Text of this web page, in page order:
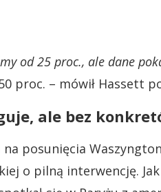
od 25 proc., ale dane
proc. – mówił Hassett
ale bez
na posunięcia
o pilną interwencję.